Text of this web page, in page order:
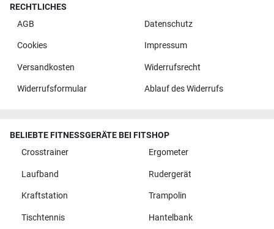
RECHTLICHES
AGB
Datenschutz
Cookies Impressum
Versandkosten Widerrufsrecht
Widerrufsformular Ablauf des Widerrufs
BELIEBTE FITNESSGERÄTE BEI FITSHOP
Crosstrainer
Ergometer
Laufband Rudergerät
Kraftstation Trampolin
Tischtennis Hantelbank